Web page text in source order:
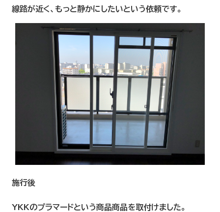
線路が近く、もっと静かにしたいという依頼です。
施行後
YKKのプラマードという商品商品を取付けました。